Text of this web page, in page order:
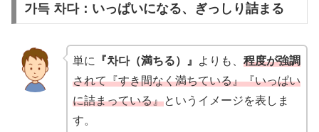
가득 차다：いっぱいになる、ぎっしり詰まる
単に 『차다（満ちる）』 よりも、 程度が強調
されて『すき間なく満ちている』『いっぱい
に詰まっている』というイメージを表しま
す。